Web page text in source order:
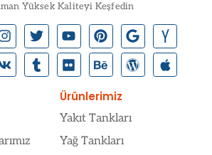
Yüksek Kaliteyi Keşfedin
Ürünlerimiz
Yakıt Tankları
Yağ Tankları